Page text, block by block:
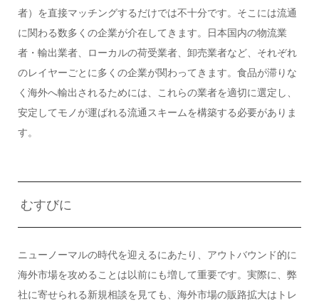
者）を直接マッチングするだけでは不十分です。そこには流通
に関わる数多くの企業が介在してきます。日本国内の物流業
者・輸出業者、ローカルの荷受業者、卸売業者など、それぞれ
のレイヤーごとに多くの企業が関わってきます。食品が滞りな
く海外へ輸出されるためには、これらの業者を適切に選定し、
安定してモノが運ばれる流通スキームを構築する必要がありま
す。
むすびに
ニューノーマルの時代を迎えるにあたり、アウトバウンド的に
海外市場を攻めることは以前にも増して重要です。実際に、弊
社に寄せられる新規相談を見ても、海外市場の販路拡大はトレ